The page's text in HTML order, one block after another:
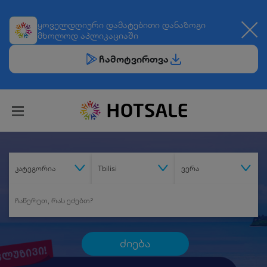
ყოველდღიური დამატებითი დანაზოგი
მხოლოდ აპლიკაციაში
ჩამოტვირთვა
კატეგორია Tbilisi ვერა
ძიება